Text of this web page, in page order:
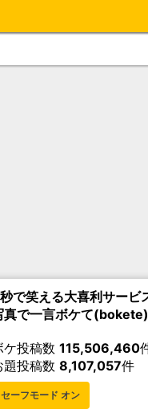
で笑える大喜利サービ
真で一言ボケて(bokete)
ケ投稿数 115,506,460
題投稿数 8,107,057件
セーフモード オン